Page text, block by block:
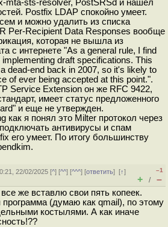
mta-sts-resolver, PostSRSd и нашел
Postfix LDAP спокойно умеет.
и можно удалить из списка
Per-Recipient Data Responses вообще
которая не вышла из
с интернете "As a general rule, I find
draft specifications. This
dead-end back in 2007, so it's likely to
of ever being accepted at this point.".
Service Extension он же RFC 9422,
имеет статус предложенного
и еще не утвержден.
как я понял это Milter протокол через
антивирусы и спам
его умеет. По итогу большинству
22/02/2025 [^] [^^] [^^^] [ответить][↑]
–1
+ / –
же вставлю свои пять копеек.
(думаю как qmail), по этому
костылями. А как иначе